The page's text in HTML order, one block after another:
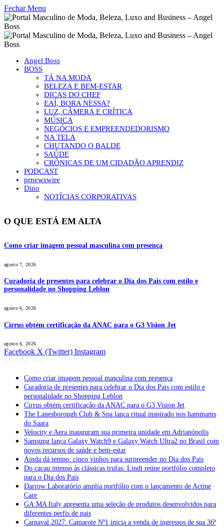
Fechar Menu
Angel Boss
BOSS
TÁ NA MODA
BELEZA E BEM-ESTAR
DICAS DO CHEF
EAÍ, BORA NESSA?
LUZ, CÂMERA E CRÍTICA
MÚSICA
NEGÓCIOS E EMPREENDEDORISMO
NA TELA
CHUTANDO O BALDE
SAÚDE
CRÔNICAS DE UM CIDADÃO APRENDIZ
PODCAST
prnewswire
Dino
NOTÍCIAS CORPORATIVAS
O QUE ESTÁ EM ALTA
Como criar imagem pessoal masculina com presença
agosto 7, 2026
Curadoria de presentes para celebrar o Dia dos Pais com estilo e
personalidade no Shopping Leblon
agosto 6, 2026
Cirrus obtém certificação da ANAC para o G3 Vision Jet
agosto 6, 2026
Facebook X (Twitter) Instagram
Como criar imagem pessoal masculina com presença
Curadoria de presentes para celebrar o Dia dos Pais com estilo e
personalidade no Shopping Leblon
Cirrus obtém certificação da ANAC para o G3 Vision Jet
The Lanesborough Club & Spa lança ritual inspirado nos hammams
do Saara
Velocity e Aera inauguram sua primeira unidade em Adrianópolis
Samsung lança Galaxy Watch9 e Galaxy Watch Ultra2 no Brasil com
novos recursos de saúde e bem-estar
Ainda dá tempo: cinco vinhos para surpreender no Dia dos Pais
Do cacau intenso às clássicas trufas: Lindt reúne portfólio completo
para o Dia dos Pais
Darrow Laboratório amplia portfólio com o lançamento de Actine
Care
GA.MA Italy apresenta uma seleção de produtos desenvolvidos para
diferentes perfis de pais
Carnaval 2027: Camarote Nº1 inicia a venda de ingressos de sua 36ª